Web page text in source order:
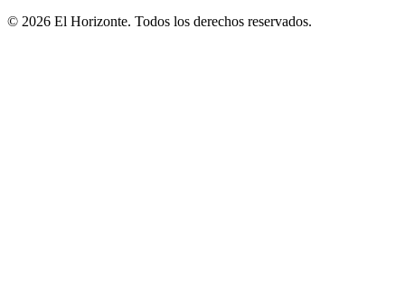
© 2026 El Horizonte. Todos los derechos reservados.